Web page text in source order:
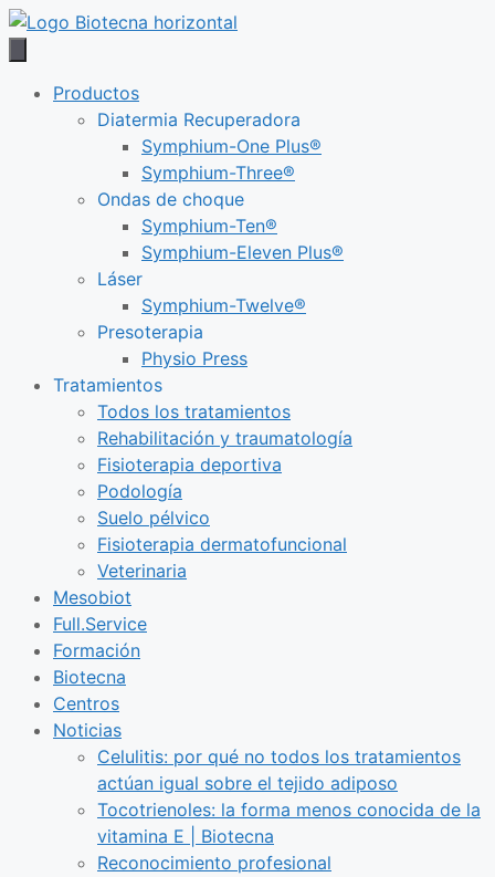
Saltar
Productos
Diatermia Recuperadora
Symphium-One Plus®
Symphium-Three®
Ondas de choque
Symphium-Ten®
Symphium-Eleven Plus®
Láser
Symphium-Twelve®
Presoterapia
Physio Press
Tratamientos
Todos los tratamientos
Rehabilitación y traumatología
Fisioterapia deportiva
Podología
Suelo pélvico
Fisioterapia dermatofuncional
Veterinaria
Mesobiot
Full.Service
Formación
Biotecna
Centros
Noticias
Celulitis: por qué no todos los tratamientos
actúan igual sobre el tejido adiposo
Tocotrienoles: la forma menos conocida de la
vitamina E | Biotecna
Reconocimiento profesional